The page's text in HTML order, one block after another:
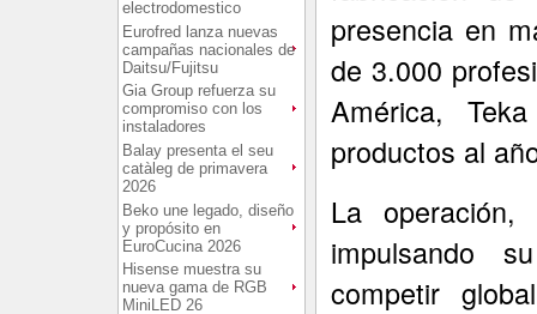
electrodomestico
Eurofred lanza nuevas
campañas nacionales de
Daitsu/Fujitsu
Gia Group refuerza su
compromiso con los
instaladores
Balay presenta el seu
catàleg de primavera
2026
Beko une legado, diseño
y propósito en
EuroCucina 2026
Hisense muestra su
nueva gama de RGB
MiniLED 26
presencia en
de 3.000
América,
productos al
La
impulsando
competir